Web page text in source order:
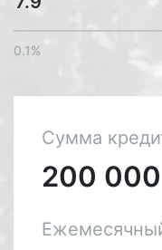
0.1%
Сумма
200